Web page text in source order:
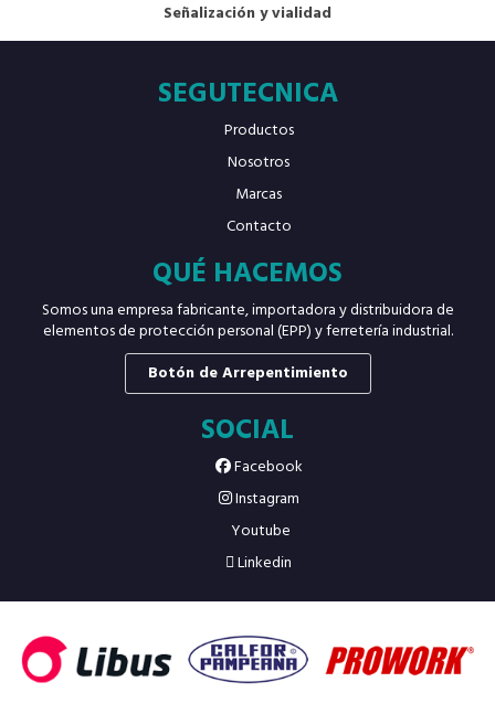
Señalización y vialidad
SEGUTECNICA
Productos
Nosotros
Marcas
Contacto
QUÉ HACEMOS
Somos una empresa fabricante, importadora y distribuidora de
elementos de protección personal (EPP) y ferretería industrial.
Botón de Arrepentimiento
SOCIAL
Facebook
Instagram
Youtube
Linkedin